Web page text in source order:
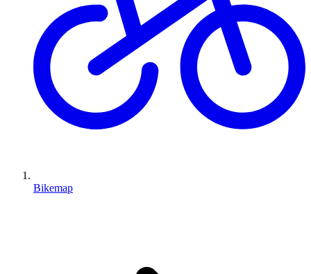
Bikemap